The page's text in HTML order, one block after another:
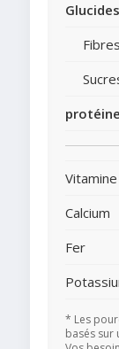
Calcium
Fer
* Les
basés sur